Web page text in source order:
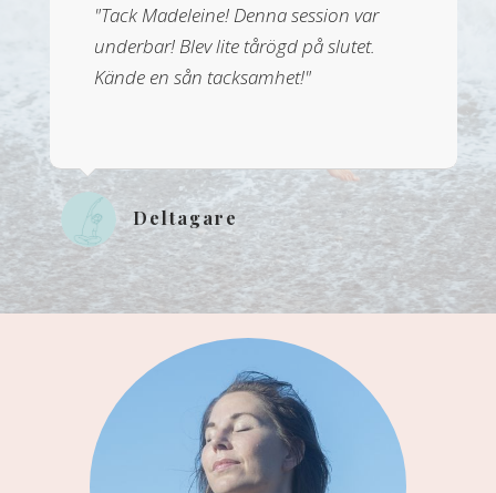
"Tack Madeleine! Denna session var
underbar! Blev lite tårögd på slutet.
Kände en sån tacksamhet!"
Deltagare